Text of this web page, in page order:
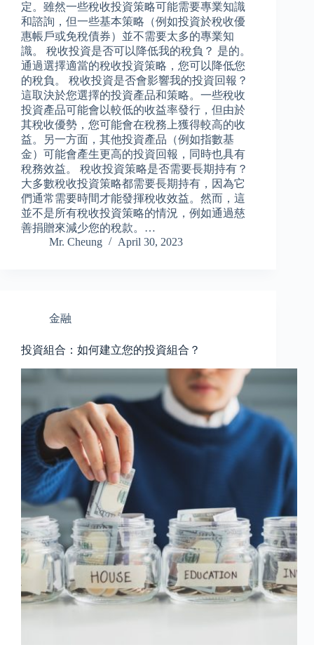
定。雖然一些稅收投資策略可能需要專業知識
和諮詢，但一些基本策略（例如投資於稅收優
惠帳戶或免稅債券）並不需要太多的專業知
識。 稅收投資是否可以降低我的稅負？ 是的。
通過選擇適當的稅收投資策略，您可以降低您
的稅負。 稅收投資是否會影響我的投資回報？
這取決於您選擇的投資產品和策略。一些稅收
投資產品可能會以較低的收益率發行，但由於
其稅收優勢，您可能會在稅務上獲得較高的收
益。另一方面，其他投資產品（例如指數基
金）可能會產生更高的投資回報，同時也具有
稅務效益。 稅收投資策略是否需要長期持有？
大多數稅收投資策略都需要長期持有，因為它
們通常需要時間才能發揮稅收效益。然而，這
並不是所有稅收投資策略的情況，例如通過慈
善捐贈來減少您的稅款。…
Mr. Cheung
April 30, 2023
金融
投資組合：如何建立您的投資組合？